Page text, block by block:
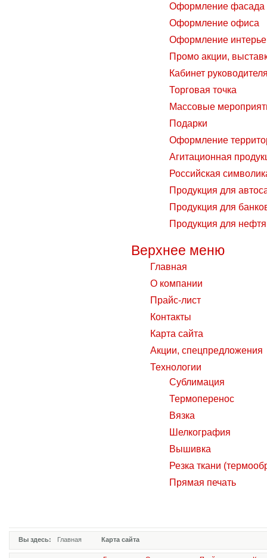
Оформление фасада
Оформление офиса
Оформление
Промо акции,
Кабинет
Торговая точка
Массовые
Подарки
Оформление
Агитационная
Российская
Продукция для
Продукция для
Продукция для
Верхнее меню
Главная
О компании
Прайс-лист
Контакты
Карта сайта
Акции, спецпредложения
Технологии
Сублимация
Термоперенос
Вязка
Шелкография
Вышивка
Резка ткани
Прямая печать
Вы здесь: Главная Карта сайта